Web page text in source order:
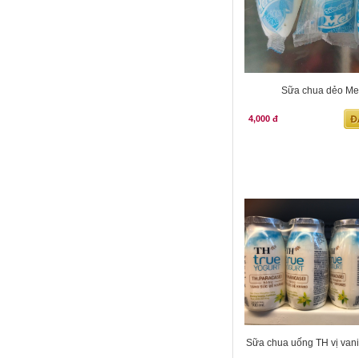
Sữa chua dẻo
4,000 đ
Sữa chua uống TH vị